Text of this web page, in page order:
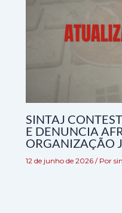
SINTAJ
E DENUNCIA
ORGANIZAÇÃO
12 de junho de 2026 / Por